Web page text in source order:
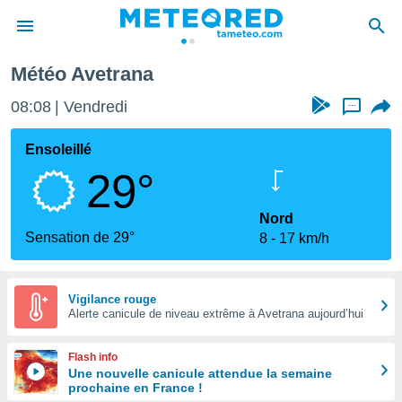
de
Météo Avetrana
08:08 Vendredi ...
Ensoleillé
29°
Sensation de 29°
Nord
8
17 km/h
Vigilance rouge
Alerte canicule de niveau extrême à Avetrana aujourd’hui
Flash info
Une nouvelle canicule attendue la semaine
prochaine en France !